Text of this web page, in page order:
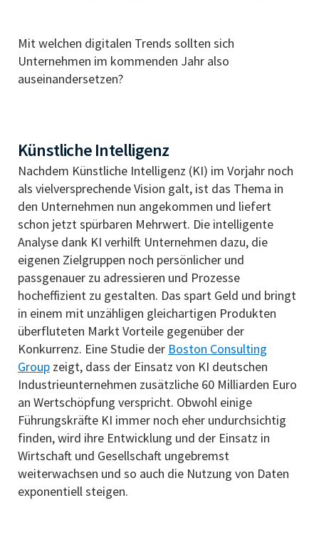
Mit welchen digitalen Trends sollten sich
Unternehmen im kommenden Jahr also
auseinandersetzen?
Künstliche Intelligenz
Nachdem Künstliche Intelligenz (KI) im Vorjahr noch
als vielversprechende Vision galt, ist das Thema in
den Unternehmen nun angekommen und liefert
schon jetzt spürbaren Mehrwert. Die intelligente
Analyse dank KI verhilft Unternehmen dazu, die
eigenen Zielgruppen noch persönlicher und
passgenauer zu adressieren und Prozesse
hocheffizient zu gestalten. Das spart Geld und bringt
in einem mit unzähligen gleichartigen Produkten
überfluteten Markt Vorteile gegenüber der
Konkurrenz. Eine Studie der Boston Consulting
Group zeigt, dass der Einsatz von KI deutschen
Industrieunternehmen zusätzliche 60 Milliarden Euro
an Wertschöpfung verspricht. Obwohl einige
Führungskräfte KI immer noch eher undurchsichtig
finden, wird ihre Entwicklung und der Einsatz in
Wirtschaft und Gesellschaft ungebremst
weiterwachsen und so auch die Nutzung von Daten
exponentiell steigen.